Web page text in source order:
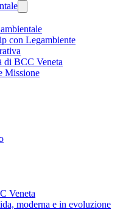
con Legambiente
di BCC Veneta
Missione
Veneta
moderna e in evoluzione